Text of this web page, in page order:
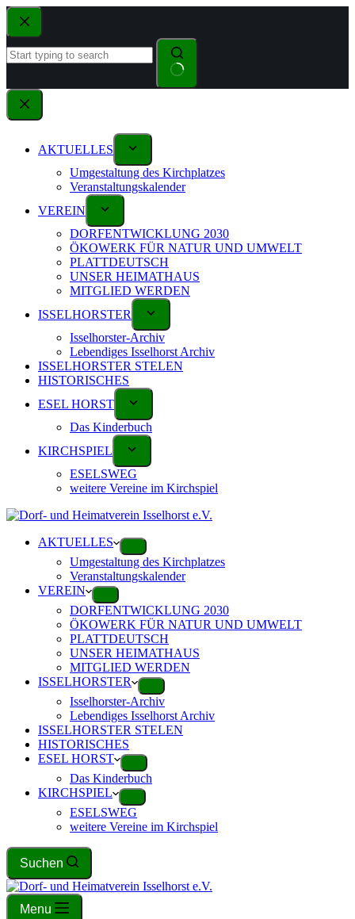
AKTUELLES
Umgestaltung des Kirchplatzes
Veranstaltungskalender
VEREIN
DORFENTWICKLUNG 2030
ÖKOWERK FÜR NATUR UND UMWELT
PLATTDEUTSCH
UNSER HEIMATHAUS
MITGLIED WERDEN
ISSELHORSTER
Isselhorster-Archiv
Lebendiges Isselhorst Archiv
ISSELHORSTER STELEN
HISTORISCHES
ESEL HORST
Das Kinderbuch
KIRCHSPIEL
ESELSWEG
weitere Vereine im Kirchspiel
AKTUELLES
Umgestaltung des Kirchplatzes
Veranstaltungskalender
VEREIN
DORFENTWICKLUNG 2030
ÖKOWERK FÜR NATUR UND UMWELT
PLATTDEUTSCH
UNSER HEIMATHAUS
MITGLIED WERDEN
ISSELHORSTER
Isselhorster-Archiv
Lebendiges Isselhorst Archiv
ISSELHORSTER STELEN
HISTORISCHES
ESEL HORST
Das Kinderbuch
KIRCHSPIEL
ESELSWEG
weitere Vereine im Kirchspiel
Suchen
Menu